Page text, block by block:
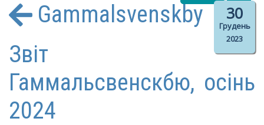
30
Грудень
2023
Gammalsvenskby
Звіт
Гаммальсвенскбю, осінь
2024